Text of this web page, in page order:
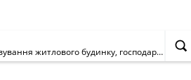
Про передачу громадянину Суслякову Вадиму Олександровичу у приватну власність земельної ділянки для будівництва та обслуговування житлового будинку, господарських будівель і споруд на вул. Дніпродзержинській, 123 у Дарницькому районі м. Києва